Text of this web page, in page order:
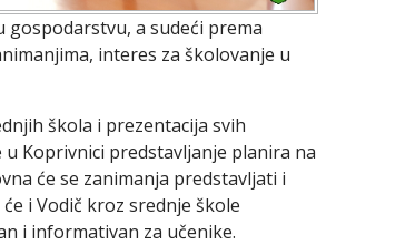
a sudeći prema
interes za školovanje u
škola i prezentacija svih
Koprivnici predstavljanje planira na
će se zanimanja predstavljati i
i Vodič kroz srednje škole
i informativan za učenike.